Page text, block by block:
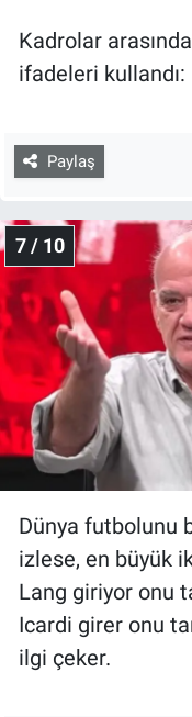
Kadrolar
ifadeleri kullandı:
Paylaş
7 / 10
Dünya futbolunu
izlese, en büyük
Lang giriyor onu
Icardi girer onu
ilgi çeker.